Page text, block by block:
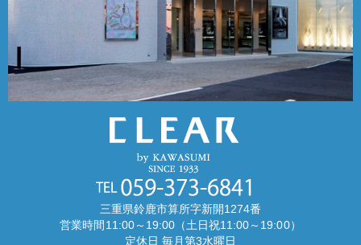
三重県鈴鹿市算所字新開1274番
営業時間11:00～19:00（土日祝11:00～19:00）
定休日 毎月第3水曜日